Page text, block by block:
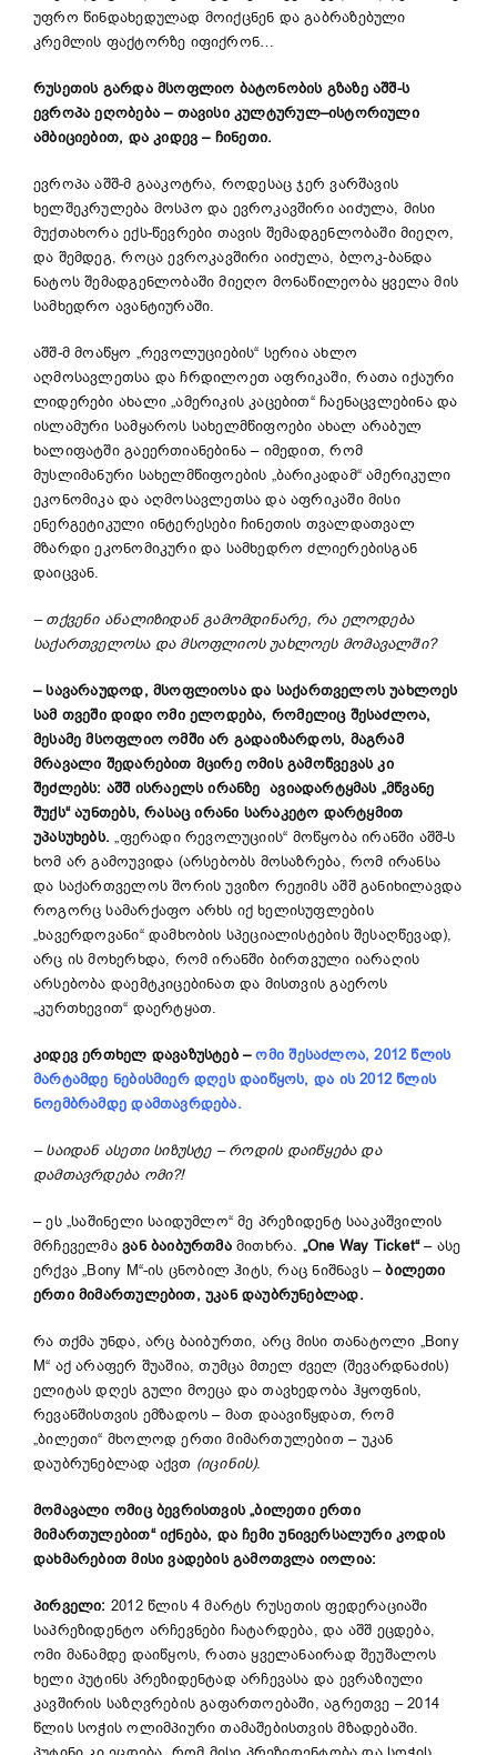
უფრო წინდახედულად მოიქცნენ და გაბრაზებული
კრემლის ფაქტორზე იფიქრონ…
რუსეთის გარდა მსოფლიო ბატონობის გზაზე აშშ-ს
ევროპა ეღობება– თავისიკულტურულ–ისტორიული
ამბიციებით, და კიდევ– ჩინეთი.
ევროპა აშშ-მ გააკოტრა, როდესაც ჯერ ვარშავის
ხელშეკრულება მოსპო და ევროკავშირი აიძულა, მისი
მუქთახორა ექს-წევრები თავის შემადგენლობაში მიეღო,
და შემდეგ, როცა ევროკავშირი აიძულა, ბლოკ-ბანდა
ნატოს შემადგენლობაში მიეღო მონაწილეობა ყველა მის
სამხედრო ავანტიურაში.
აშშ-მ მოაწყო „რევოლუციების“ სერია ახლო
აღმოსავლეთსა და ჩრდილოეთ აფრიკაში, რათა იქაური
ლიდერები ახალი „ამერიკის კაცებით“ ჩაენაცვლებინა და
ისლამური სამყაროს სახელმწიფოები ახალ არაბულ
ხალიფატში გაეერთიანებინა – იმედით, რომ
მუსლიმანური სახელმწიფოების „ბარიკადამ“ ამერიკული
ეკონომიკა და აღმოსავლეთსა და აფრიკაში მისი
ენერგეტიკული ინტერესები ჩინეთის თვალდათვალ
მზარდი ეკონომიკური და სამხედრო ძლიერებისგან
დაიცვან.
– თქვენი ანალიზიდან გამომდინარე, რა ელოდება
საქართველოსა და მსოფლიოს უახლოეს მომავალში?
– სავარაუდოდ, მსოფლიოსა და საქართველოსუახლოეს
სამ თვეში დიდი ომი ელოდება, რომელიც შესაძლოა,
მესამე მსოფლიო ომში არ გადაიზარდოს, მაგრამ
მრავალი შედარებით მცირე ომის გამოწვევას კი
შეძლებს: აშშ ისრაელს ირანზე ავიადარტყმას „მწვანე
შუქს“ აუნთებს, რასაც ირანი სარაკეტო დარტყმით
უპასუხებს. „ფერადი რევოლუციის“ მოწყობა ირანში აშშ-ს
ხომ არ გამოუვიდა (არსებობს მოსაზრება, რომ ირანსა
და საქართველოს შორის უვიზო რეჟიმს აშშ განიხილავდა
როგორც სამარქაფო არხს იქ ხელისუფლების
„ხავერდოვანი“ დამხობის სპეციალისტების შესაღწევად),
არც ის მოხერხდა, რომ ირანში ბირთვული იარაღის
არსებობა დაემტკიცებინათ და მისთვის გაეროს
„კურთხევით“ დაერტყათ.
კიდევ ერთხელ დავაზუსტებ– ომი შესაძლოა, 2012 წლის
მარტამდე ნებისმიერ დღეს დაიწყოს, და ის 2012 წლის
ნოემბრამდე დამთავრდება.
–საიდან ასეთი სიზუსტე – როდის დაიწყება და
დამთავრდება ომი?!
– ეს „საშინელი საიდუმლო“ მე პრეზიდენტ სააკაშვილის
მრჩეველმა ვანბაიბურთმამითხრა. „One Way Ticket“ – ასე
ერქვა „Bony M“-ის ცნობილ ჰიტს, რაც ნიშნავს –ბილეთი
ერთი მიმართულებით, უკან დაუბრუნებლად.
რა თქმა უნდა, არც ბაიბურთი, არც მისი თანატოლი „Bony
M“ აქ არაფერ შუაშია, თუმცა მთელ ძველ (შევარდნაძის)
ელიტას დღეს გული მოეცა და თავხედობა ჰყოფნის,
რევანშისთვის ემზადოს – მათ დაავიწყდათ, რომ
„ბილეთი“ მხოლოდ ერთი მიმართულებით – უკან
დაუბრუნებლად აქვთ (იცინის).
მომავალი ომიც ბევრისთვის „ბილეთი ერთი
მიმართულებით“ იქნება, და ჩემი უნივერსალური კოდის
დახმარებით მისი ვადების გამოთვლა იოლია:
პირველი: 2012 წლის 4 მარტს რუსეთის ფედერაციაში
საპრეზიდენტო არჩევნები ჩატარდება, და აშშ ეცდება,
ომი მანამდე დაიწყოს, რათა ყველანაირად შეუშალოს
ხელი პუტინს პრეზიდენტად არჩევასა და ევრაზიული
კავშირის საზღვრების გაფართოებაში, აგრეთვე – 2014
წლის სოჭის ოლიმპიური თამაშებისთვის მზადებაში.